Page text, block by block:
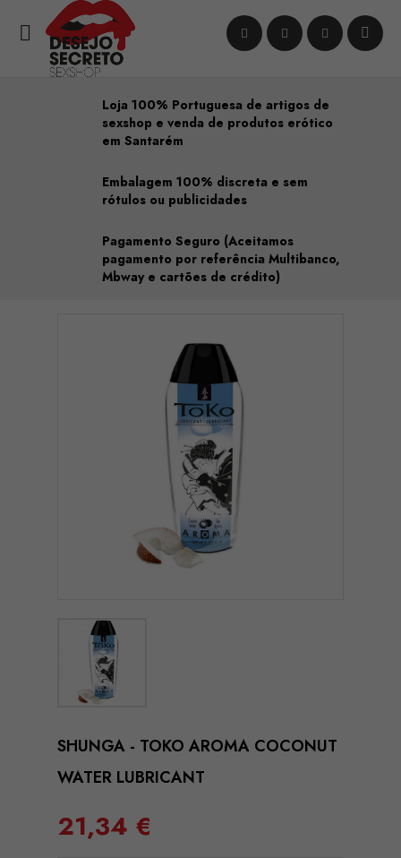

Loja 100% Portuguesa de artigos de
sexshop e venda de produtos erótico
em Santarém
Embalagem 100% discreta e sem
rótulos ou publicidades
Pagamento Seguro (Aceitamos
pagamento por referência Multibanco,
Mbway e cartões de crédito)
SHUNGA - TOKO AROMA COCONUT
WATER LUBRICANT
21,34 €